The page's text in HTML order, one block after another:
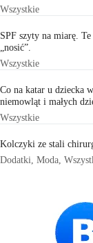
Wszystkie
SPF szyty na miarę.
„nosić”.
Wszystkie
Co na katar u dziecka
niemowląt i małych
Wszystkie
Kolczyki ze stali
Dodatki, Moda,